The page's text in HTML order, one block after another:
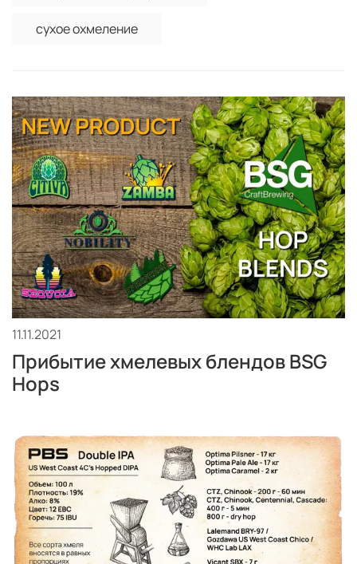
сухое охмеление
11.11.2021
Прибытие хмелевых блендов BSG
Hops